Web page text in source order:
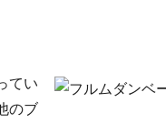
てい
のブ